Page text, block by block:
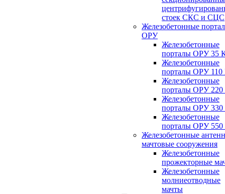
стоек СКС и СЦС
Железобетонные
ОРУ
Железобетонные
порталы ОРУ 35
Железобетонные
порталы ОРУ
Железобетонные
порталы ОРУ
Железобетонные
порталы ОРУ
Железобетонные
порталы ОРУ
Железобетонные
мачтовые сооружения
Железобетонные
прожекторные
Железобетонные
молниеотводные
мачты